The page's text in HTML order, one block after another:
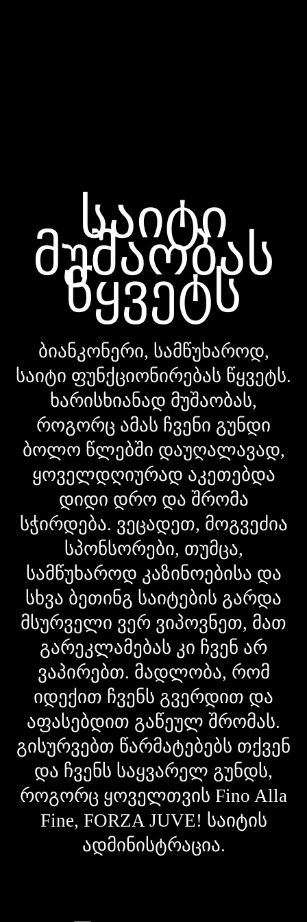
საიტი
მუშაობას
წყვეტს
ბიანკონერი, სამწუხაროდ,
საიტი ფუნქციონირებას წყვეტს.
ხარისხიანად მუშაობას,
როგორც ამას ჩვენი გუნდი
ბოლო წლებში დაუღალავად,
ყოველდღიურად აკეთებდა
დიდი დრო და შრომა
სჭირდება. ვეცადეთ, მოგვეძია
სპონსორები, თუმცა,
სამწუხაროდ კაზინოებისა და
სხვა ბეთინგ საიტების გარდა
მსურველი ვერ ვიპოვნეთ, მათ
გარეკლამებას კი ჩვენ არ
ვაპირებთ. მადლობა, რომ
იდექით ჩვენს გვერდით და
აფასებდით გაწეულ შრომას.
გისურვებთ წარმატებებს თქვენ
და ჩვენს საყვარელ გუნდს,
როგორც ყოველთვის Fino Alla
Fine, FORZA JUVE! საიტის
ადმინისტრაცია.